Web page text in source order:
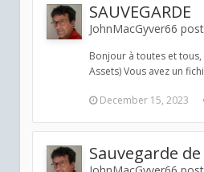
SAUVEGARDE
JohnMacGyver66
Bonjour à toutes et
Assets) Vous avez un
December 15, 2023
Sauvegarde de